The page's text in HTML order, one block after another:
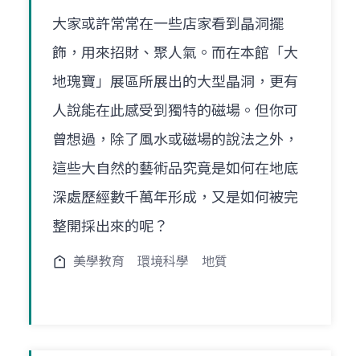
大家或許常常在一些店家看到晶洞擺
飾，用來招財、聚人氣。而在本館「大
地瑰寶」展區所展出的大型晶洞，更有
人說能在此感受到獨特的磁場。但你可
曾想過，除了風水或磁場的說法之外，
這些大自然的藝術品究竟是如何在地底
深處歷經數千萬年形成，又是如何被完
整開採出來的呢？
美學教育 環境科學 地質